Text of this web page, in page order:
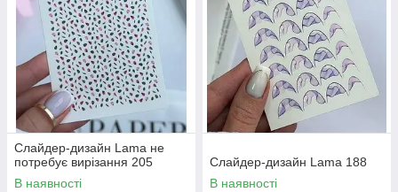
Слайдер-дизайн Lama не
потребує вирізання 205
В наявності
Слайдер-дизайн Lama 188
В наявності